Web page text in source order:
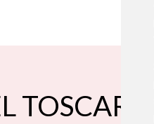
TOSCAR